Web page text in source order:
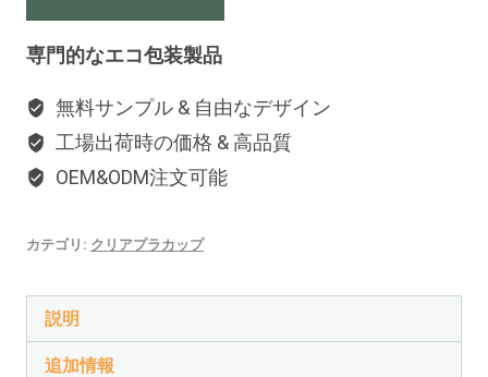
専門的なエコ包装製品
無料サンプル & 自由なデザイン
工場出荷時の価格 & 高品質
OEM&ODM注文可能
カテゴリ: クリアプラカップ
説明
追加情報